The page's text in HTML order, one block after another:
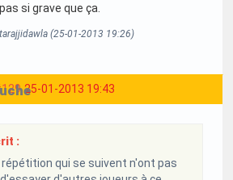
si grave que ça.
(25-01-2013 19:26)
25-01-2013 19:43
:
répétition qui se suivent n'ont pas